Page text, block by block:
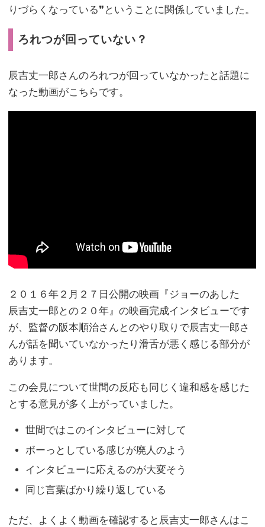
りづらくなっている❞ということに関係していました。
ろれつが回っていない？
辰吉丈一郎さんのろれつが回っていなかったと話題に
なった動画がこちらです。
２０１６年２月２７日公開の映画『ジョーのあした
辰吉丈一郎との２０年』の映画完成インタビューです
が、監督の阪本順治さんとのやり取りで辰吉丈一郎さ
んが話を聞いていなかったり滑舌が悪く感じる部分が
あります。
この会見について世間の反応も同じく違和感を感じた
とする意見が多く上がっていました。
世間ではこのインタビューに対して
ボーっとしている感じが廃人のよう
インタビューに応えるのが大変そう
同じ言葉ばかり繰り返している
ただ、よくよく動画を確認すると辰吉丈一郎さんはこ